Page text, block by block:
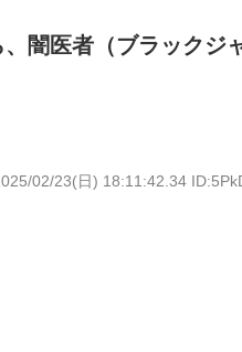
闇医者（ブラックジ
02/23(日) 18:11:42.34